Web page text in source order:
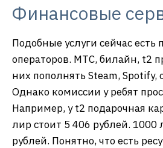
Финансовые
Подобные услуги сейчас есть
операторов. МТС, билайн, t2
них пополнять Steam, Spotify,
Однако комиссии у ребят
Например, у t2 подарочная
лир стоит 5 406 рублей. 1000
рублей. Понятно, что есть